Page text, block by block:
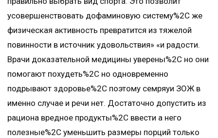
усовершенствовать дофаминовую систему%2C же
физическая активность превратится из тяжелой
повинности в источник удовольствия» «и радости.
Врачи доказательной медицины уверены%2C но они
помогают похудеть%2C но одновременно
подрывают здоровье%2C поэтому семряуи ЗОЖ в
именно случае и речи нет. Достаточно допустить из
рациона вредное продукты%2C ввести а него
полезные%2C уменьшить размеры порций только